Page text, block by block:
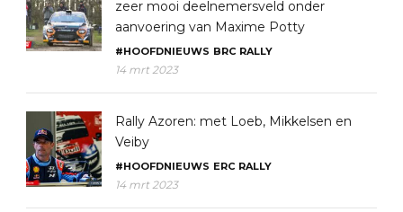
zeer mooi deelnemersveld onder
aanvoering van Maxime Potty
#HOOFDNIEUWS BRC RALLY
14 mrt 2023
Rally Azoren: met Loeb, Mikkelsen en
Veiby
#HOOFDNIEUWS ERC RALLY
14 mrt 2023